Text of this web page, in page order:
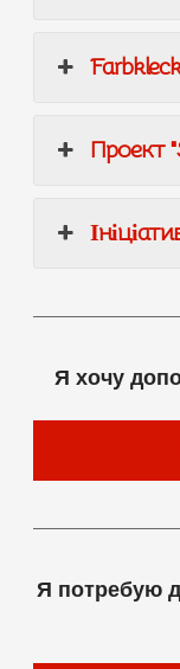
Проект
Я хочу
Я потребую